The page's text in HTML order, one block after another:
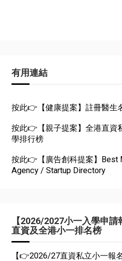
有用連結
按此👉【健康提案】註冊醫生
按此👉【親子提案】全港直資
學排行榜
按此👉【廣告創科提案】Best
Agency / Startup Directory
【2026/2027小一入學申請
直資及全港小一排名榜
【👉2026/27直資私立小一報